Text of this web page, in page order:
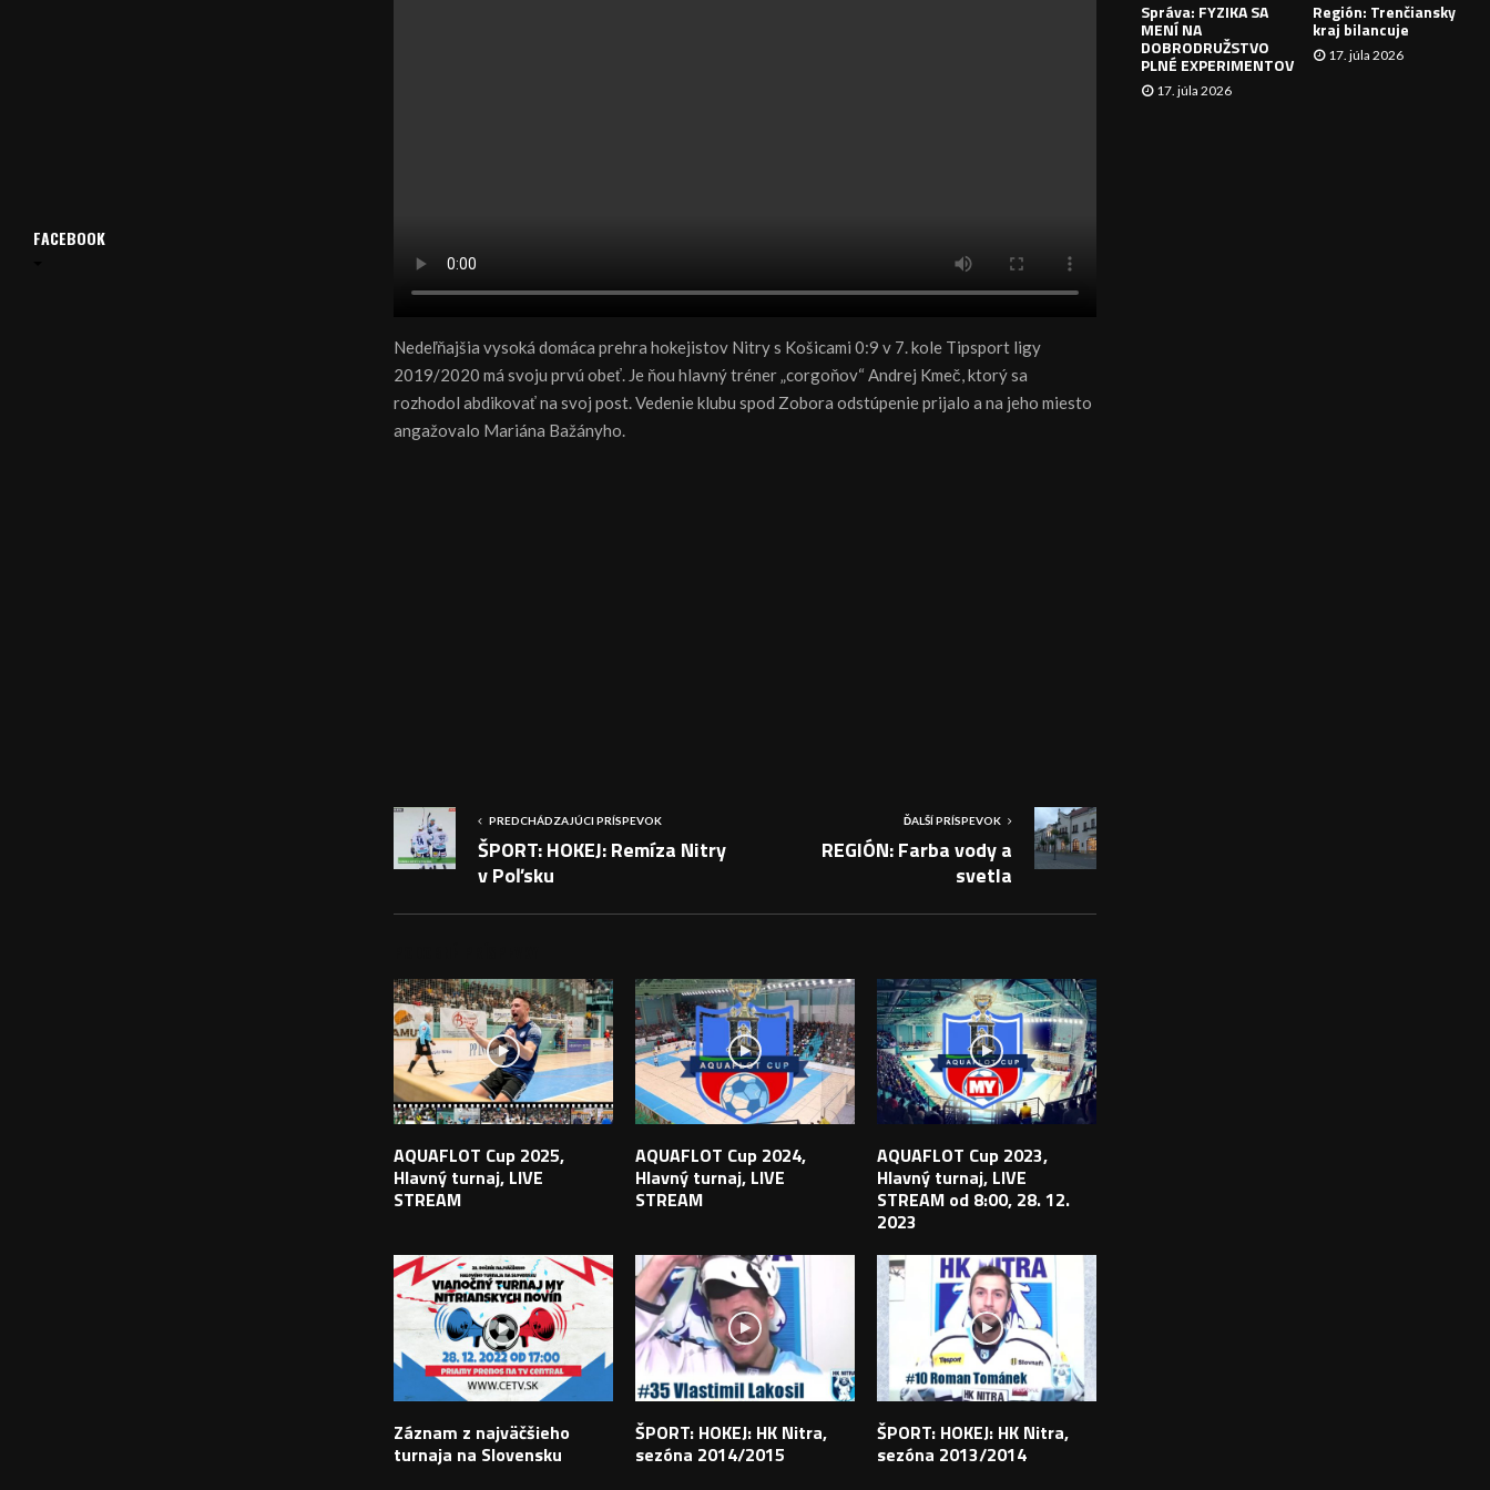
Nedeľňajšia vysoká domáca prehra hokejistov Nitry s Košicami 0:9 v 7. kole Tipsport ligy
2019/2020 má svoju prvú obeť. Je ňou hlavný tréner „corgoňov“ Andrej Kmeč, ktorý sa
rozhodol abdikovať na svoj post. Vedenie klubu spod Zobora odstúpenie prijalo a na jeho miesto
angažovalo Mariána Bažányho.
PREDCHÁDZAJÚCI PRÍSPEVOK
ŠPORT: HOKEJ: Remíza Nitry
v Poľsku
ĎALŠÍ PRÍSPEVOK
REGIÓN: Farba vody a
svetla
AQUAFLOT Cup 2025,
Hlavný turnaj, LIVE
STREAM
AQUAFLOT Cup 2024,
Hlavný turnaj, LIVE
STREAM
AQUAFLOT Cup 2023,
Hlavný turnaj, LIVE
STREAM od 8:00, 28. 12.
2023
Záznam z najväčšieho
turnaja na Slovensku
ŠPORT: HOKEJ: HK Nitra,
sezóna 2014/2015
ŠPORT: HOKEJ: HK Nitra,
sezóna 2013/2014
FACEBOOK
I
Správa: FYZIKA SA
MENÍ NA
DOBRODRUŽSTVO
PLNÉ EXPERIMENTOV
17. júla 2026
Región: Trenčiansky
kraj bilancuje
17. júla 2026